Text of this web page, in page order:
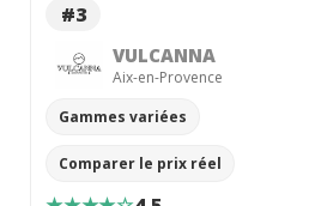
#3
VULCANNA
Aix-en-Provence
Gammes variées
Comparer le prix réel